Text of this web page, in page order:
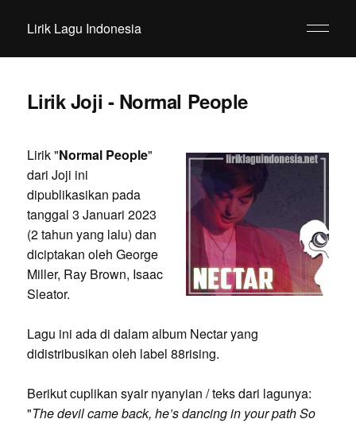
Lirik Lagu Indonesia
Lirik Joji - Normal People
Lirik "Normal People"
dari Joji ini
dipublikasikan pada
tanggal 3 Januari 2023
(2 tahun yang lalu) dan
diciptakan oleh George
Miller, Ray Brown, Isaac
Sleator.
Lagu ini ada di dalam album Nectar yang
didistribusikan oleh label 88rising.
Berikut cuplikan syair nyanyian / teks dari lagunya:
"The devil came back, he’s dancing in your path So